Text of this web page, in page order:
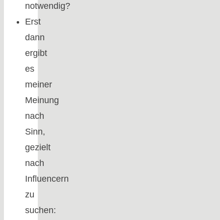
notwendig?
Erst
dann
ergibt
es
meiner
Meinung
nach
Sinn,
gezielt
nach
Influencern
zu
suchen: